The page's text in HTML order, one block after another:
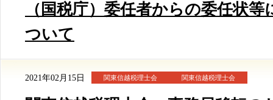
（国税庁）委任者からの委任状
ついて
2021年02月15日 関東信越税理士会 関東信越税理士会